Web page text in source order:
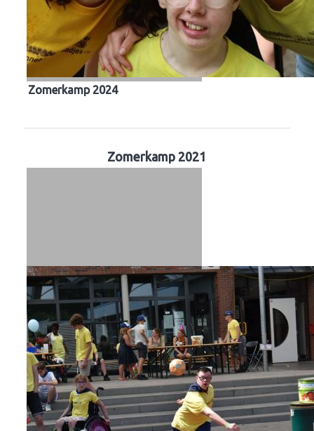
Zomerkamp 2024
Zomerkamp 2021